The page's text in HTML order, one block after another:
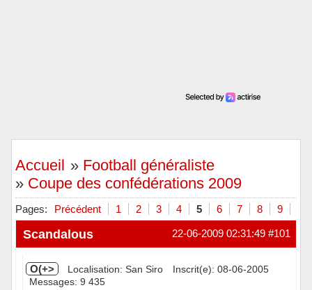
Accueil » Football généraliste
» Coupe des confédérations 2009
Pages: Précédent 1 2 3 4 5 6 7 8 9
#101
22-06-2009 02:31:49
Scandalous
O(+> Localisation: San Siro
Inscrit(e): 08-06-2005
Messages: 9 435